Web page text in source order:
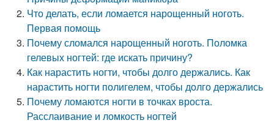
Что делать, если ломается нарощенный ноготь.
Первая помощь
Почему сломался нарощенный ноготь. Поломка
гелевых ногтей: где искать причину?
Как нарастить ногти, чтобы долго держались. Как
нарастить ногти полигелем, чтобы долго держались
Почему ломаются ногти в точках вроста.
Расслаивание и ломкость ногтей